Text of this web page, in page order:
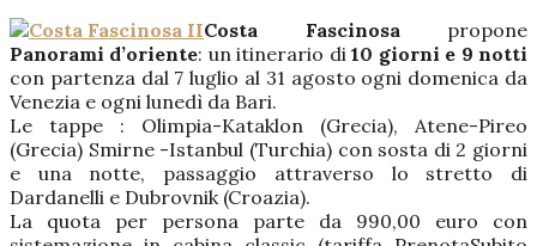
Costa Fascinosa propone
Panorami d’oriente: un itinerario di10 giorni e 9 notti
con partenza dal 7 luglio al 31 agosto ogni domenica da
Venezia e ogni lunedì da Bari.
Le tappe : Olimpia-Kataklon (Grecia), Atene-Pireo
(Grecia) Smirne -Istanbul (Turchia) con sosta di 2 giorni
e una notte, passaggio attraverso lo stretto di
Dardanelli e Dubrovnik (Croazia).
La quota per persona parte da 990,00 euro con